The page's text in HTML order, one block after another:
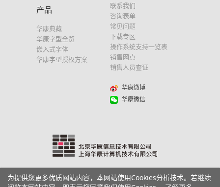
为提供您更多优质网站内容，本网站使用Cookies分析技术。若继续
产品
华康典藏
华康字型全览
嵌入式字体
华康字型授权方案
联系我们
咨询表单
常见问题
下载专区
操作系统支持一览表
销售网点
销售人员查证
华康微博
华康微信
沪ICP备05005980号 Copyright© DynaComware Corp. All Rights Reserved.